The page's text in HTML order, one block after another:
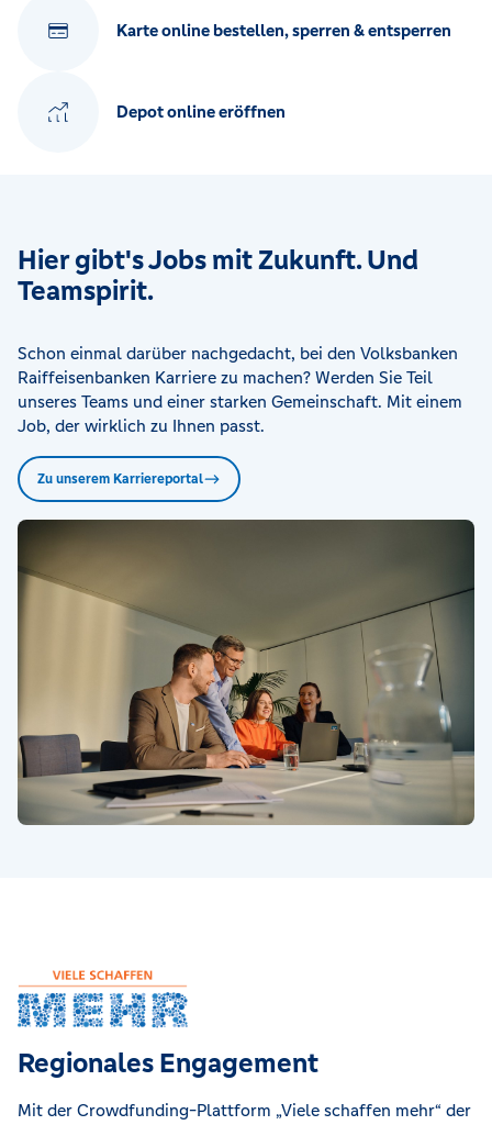
Karte online bestellen, sperren & entsperren
Depot online eröffnen
Hier gibt's Jobs mit Zukunft. Und
Teamspirit.
Schon einmal darüber nachgedacht, bei den Volksbanken
Raiffeisenbanken Karriere zu machen? Werden Sie Teil
unseres Teams und einer starken Gemeinschaft. Mit einem
Job, der wirklich zu Ihnen passt.
Zu unserem Karriereportal
Regionales Engagement
Mit der Crowdfunding-Plattform „Viele schaffen mehr“ der